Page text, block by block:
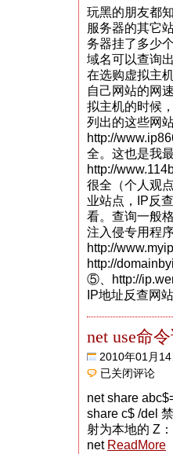
址
反
查，
查
询
同
IP
绑
定
站
点
数
量
玩黑的朋友都
服务器的其它
务器挂了多少
域名可以查询
在选购虚拟主
自己网站的网
拟主机的时候
列出的这些网
http://
全。这也是
http://
很全（个人
业站点，IP反
看。查询一般
注入侵专用程
http://
http://
⑤、http://
IP地址反查网
net use命
2010年01月
net
use
令
详
细
的
使
已关闭评论
net share
share c$ /del
射为本地的 Z
net ReadMore